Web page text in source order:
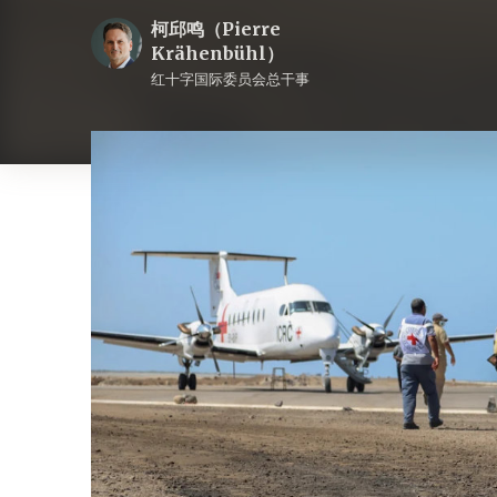
柯邱鸣（Pierre
Krähenbühl）
红十字国际委员会总干事